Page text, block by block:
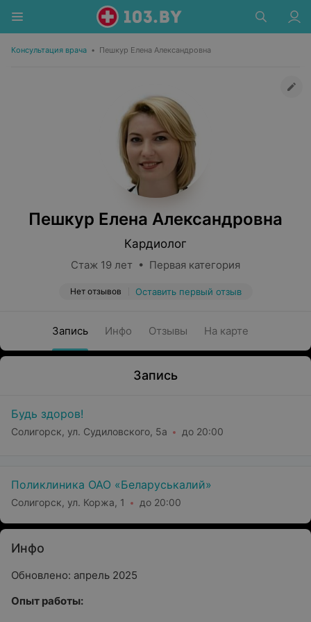
Консультация врача • Пешкур Елена Александровна
Пешкур Елена Александровна
Кардиолог
Стаж 19 лет • Первая категория
Нет отзывов Оставить первый отзыв
Запись Инфо Отзывы На карте
Запись
Будь здоров!
Солигорск, ул. Судиловского, 5а до 20:00
Поликлиника ОАО «Беларуськалий»
Солигорск, ул. Коржа, 1 до 20:00
Инфо
Обновлено: апрель 2025
Опыт работы: